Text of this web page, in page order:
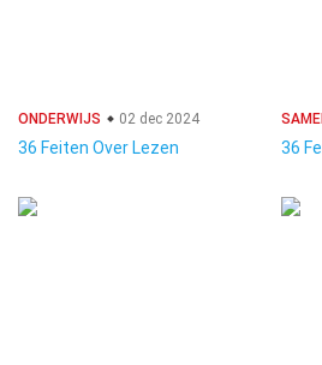
ONDERWIJS 02 dec 2024
36 Feiten Over Lezen 36